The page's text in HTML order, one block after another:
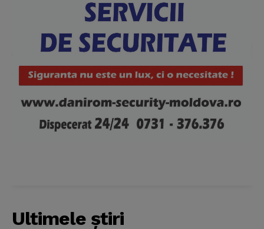
Magazine PRO
Ultimele ştiri